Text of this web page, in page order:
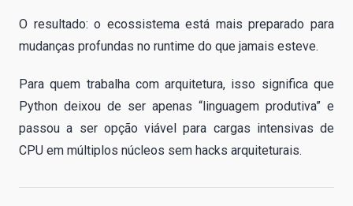
O resultado: o ecossistema está mais preparado para
mudanças profundas no runtime do que jamais esteve.
Para quem trabalha com arquitetura, isso significa que
Python deixou de ser apenas “linguagem produtiva” e
passou a ser opção viável para cargas intensivas de
CPU em múltiplos núcleos sem hacks arquiteturais.